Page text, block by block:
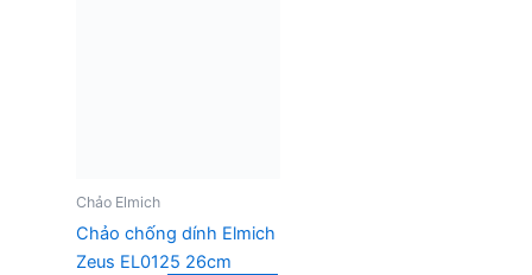
Chảo Elmich
Chảo chống dính Elmich
Zeus EL0125 26cm